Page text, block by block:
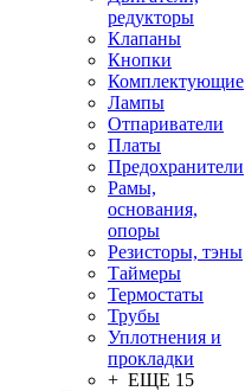
редукторы
Клапаны
Кнопки
Комплектующие
Лампы
Отпариватели
Платы
Предохранители
Рамы,
основания,
опоры
Резисторы, тэны
Таймеры
Термостаты
Трубы
Уплотнения и
прокладки
+ ЕЩЕ 15